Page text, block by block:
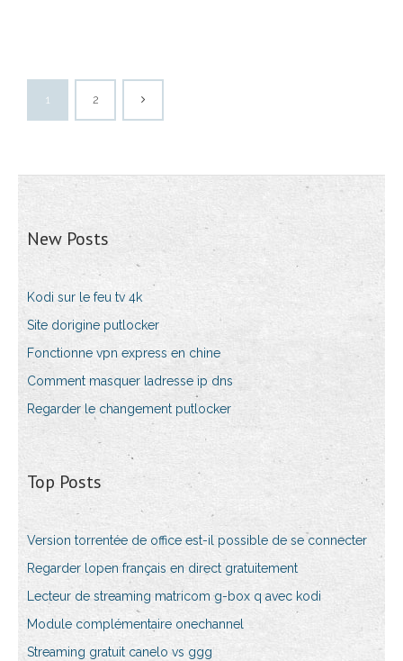
1 2
New Posts
Kodi sur le feu tv 4k
Site dorigine putlocker
Fonctionne vpn express en chine
Comment masquer ladresse ip dns
Regarder le changement putlocker
Top Posts
Version torrentée de office est-il possible de se connecter
Regarder lopen français en direct gratuitement
Lecteur de streaming matricom g-box q avec kodi
Module complémentaire onechannel
Streaming gratuit canelo vs ggg